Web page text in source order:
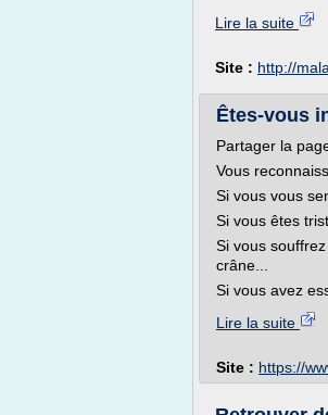
Lire la suite
Site : http://
Êtes-vous
Partager la
Vous
Si vous vous
Si vous êtes
Si vous
crâne...
Si vous avez
Lire la suite
Site : https://